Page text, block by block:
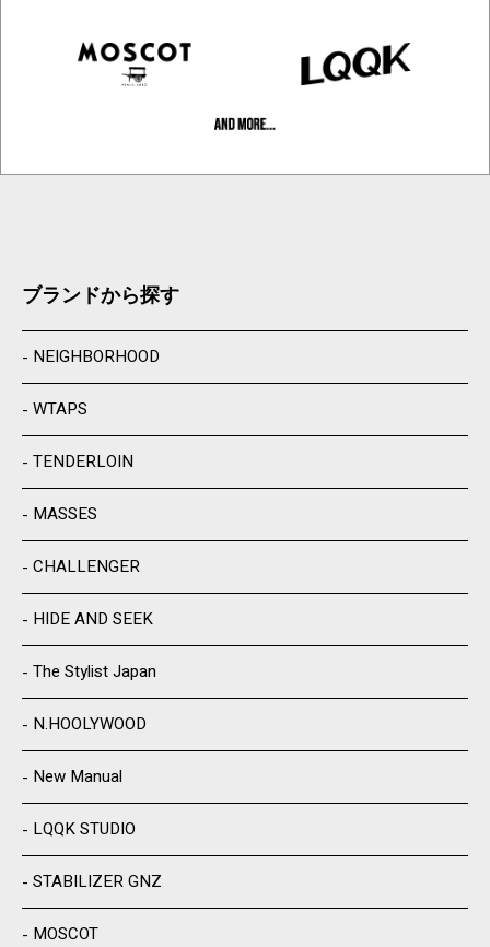
ブランドから探す
NEIGHBORHOOD
WTAPS
TENDERLOIN
MASSES
CHALLENGER
HIDE AND SEEK
The Stylist Japan
N.HOOLYWOOD
New Manual
LQQK STUDIO
STABILIZER GNZ
MOSCOT